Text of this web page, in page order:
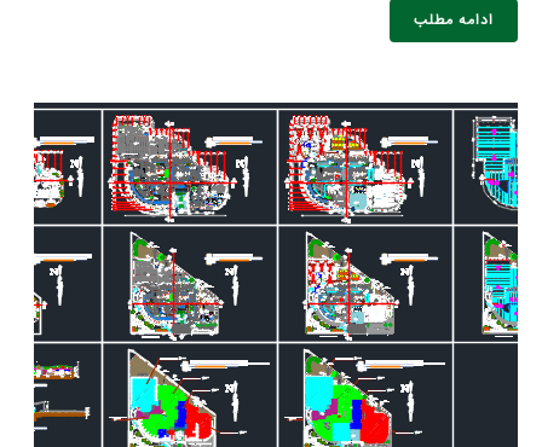
ادامه مطلب
تلفن همراه : *
شماره واتس‌اپ : *